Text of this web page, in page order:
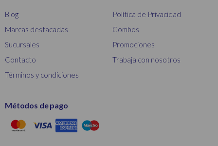
Blog
Marcas destacadas
Sucursales
Contacto
Términos y condiciones
Política de Privacidad
Combos
Promociones
Trabaja con nosotros
Métodos de pago